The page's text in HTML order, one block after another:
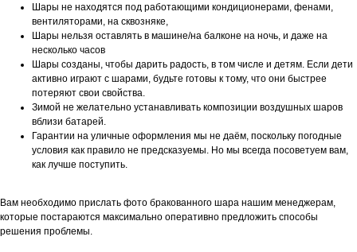
Шары не находятся под работающими кондиционерами, фенами,
вентиляторами, на сквозняке,
Шары нельзя оставлять в машине/на балконе на ночь, и даже на
несколько часов
Шары созданы, чтобы дарить радость, в том числе и детям. Если дети
активно играют с шарами, будьте готовы к тому, что они быстрее
потеряют свои свойства.
Зимой не желательно устанавливать композиции воздушных шаров
вблизи батарей.
Гарантии на уличные оформления мы не даём, поскольку погодные
условия как правило не предсказуемы. Но мы всегда посоветуем вам,
как лучше поступить.
Вам необходимо прислать фото бракованного шара нашим менеджерам,
которые постараются максимально оперативно предложить способы
решения проблемы.